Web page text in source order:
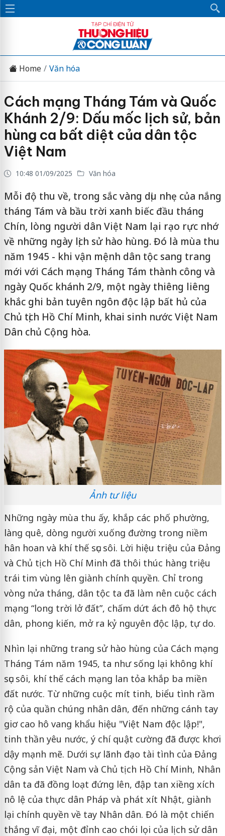
Home Văn hóa
Cách mạng Tháng Tám và Quốc
Khánh 2/9: Dấu mốc lịch sử, bản
hùng ca bất diệt của dân tộc
Việt Nam
10:48 01/09/2025 Văn hóa
Mỗi độ thu về, trong sắc vàng dịu nhẹ của nắng
tháng Tám và bầu trời xanh biếc đầu tháng
Chín, lòng người dân Việt Nam lại rạo rực nhớ
về những ngày lịch sử hào hùng. Đó là mùa thu
năm 1945 - khi vận mệnh dân tộc sang trang
mới với Cách mạng Tháng Tám thành công và
ngày Quốc khánh 2/9, một ngày thiêng liêng
khắc ghi bản tuyên ngôn độc lập bất hủ của
Chủ tịch Hồ Chí Minh, khai sinh nước Việt Nam
Dân chủ Cộng hòa.
Ảnh tư liệu
Những ngày mùa thu ấy, khắp các phố phường,
làng quê, dòng người xuống đường trong niềm
hân hoan và khí thế sục sôi. Lời hiệu triệu của Đảng
và Chủ tịch Hồ Chí Minh đã thôi thúc hàng triệu
trái tim vùng lên giành chính quyền. Chỉ trong
vòng nửa tháng, dân tộc ta đã làm nên cuộc cách
mạng “long trời lở đất”, chấm dứt ách đô hộ thực
dân, phong kiến, mở ra kỷ nguyên độc lập, tự do.
Nhìn lại những trang sử hào hùng của Cách mạng
Tháng Tám năm 1945, ta như sống lại không khí
sục sôi, khí thế cách mạng lan tỏa khắp ba miền
đất nước. Từ những cuộc mít tinh, biểu tình rầm
rộ của quần chúng nhân dân, đến những cánh tay
giơ cao hô vang khẩu hiệu "Việt Nam độc lập!",
tinh thần yêu nước, ý chí quật cường đã được khơi
dậy mạnh mẽ. Dưới sự lãnh đạo tài tình của Đảng
Cộng sản Việt Nam và Chủ tịch Hồ Chí Minh, Nhân
dân ta đã đồng loạt đứng lên, đập tan xiềng xích
nô lệ của thực dân Pháp và phát xít Nhật, giành
lại chính quyền về tay Nhân dân. Đó là một chiến
thắng vĩ đại, một đỉnh cao chói lọi của lịch sử dân